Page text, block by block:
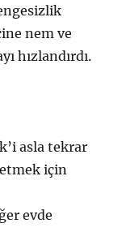
nem ve
hızlandırdı.
asla tekrar
için
evde